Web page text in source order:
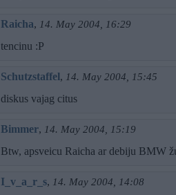
Raicha, 14. May 2004, 16:29
tencinu :P
Schutzstaffel, 14. May 2004, 15:45
diskus vajag citus
Bimmer, 14. May 2004, 15:19
Btw, apsveicu Raicha ar debiju BMW
I_v_a_r_s, 14. May 2004, 14:08